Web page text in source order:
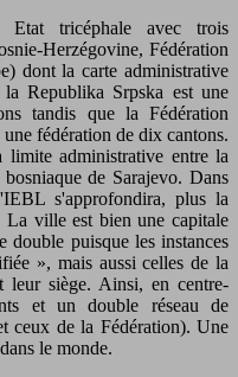
tricéphale avec trois
Herzégovine, Fédération
dont la carte administrative
la Republika Srpska est une
tandis que la Fédération
fédération de dix cantons.
administrative entre la
de Sarajevo. Dans
s'approfondira, plus la
La ville est bien une capitale
double puisque les instances
», mais aussi celles de la
leur siège. Ainsi, en centre-
et un double réseau de
ceux de la Fédération). Une
le monde.